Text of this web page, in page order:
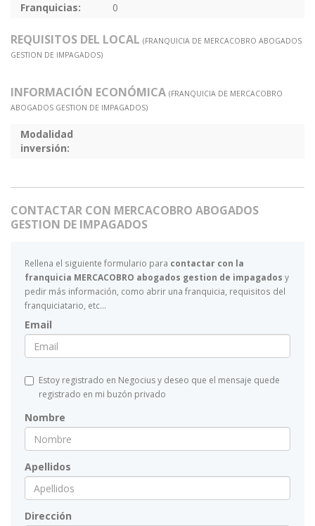
Franquicias:
0
REQUISITOS DEL LOCAL (FRANQUICIA DE MERCACOBRO ABOGADOS
GESTION DE IMPAGADOS)
INFORMACIÓN ECONÓMICA (FRANQUICIA DE MERCACOBRO
ABOGADOS GESTION DE IMPAGADOS)
Modalidad
inversión:
CONTACTAR CON MERCACOBRO ABOGADOS
GESTION DE IMPAGADOS
Rellena el siguiente formulario para contactar con la
franquicia MERCACOBRO abogados gestion de impagados y
pedir más información, como abrir una franquicia, requisitos del
franquiciatario, etc...
Email
Estoy registrado en Negocius y deseo que el mensaje quede
registrado en mi buzón privado
Nombre
Apellidos
Dirección